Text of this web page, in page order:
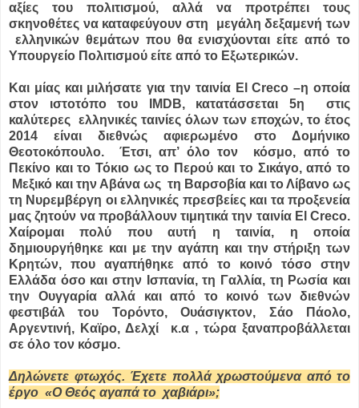
αξίες του πολιτισμού, αλλά να προτρέπει τους
σκηνοθέτες να καταφεύγουν στη μεγάλη δεξαμενή των
ελληνικών θεμάτων που θα ενισχύονται είτε από το
Υπουργείο Πολιτισμού είτε από το Εξωτερικών.
Και μίας και μιλήσατε για την ταινία El Creco –η οποία
στον ιστοτόπο του IMDB, κατατάσσεται 5η στις
καλύτερες ελληνικές ταινίες όλων των εποχών, το έτος
2014 είναι διεθνώς αφιερωμένο στο Δομήνικο
Θεοτοκόπουλο. Έτσι, απ’ όλο τον κόσμο, από το
Πεκίνο και το Τόκιο ως το Περού και το Σικάγο, από το
Μεξικό και την Αβάνα ως τη Βαρσοβία και το Λίβανο ως
τη Νυρεμβέργη οι ελληνικές πρεσβείες και τα προξενεία
μας ζητούν να προβάλλουν τιμητικά την ταινία El Creco.
Χαίρομαι πολύ που αυτή η ταινία, η οποία
δημιουργήθηκε και με την αγάπη και την στήριξη των
Κρητών, που αγαπήθηκε από το κοινό τόσο στην
Ελλάδα όσο και στην Ισπανία, τη Γαλλία, τη Ρωσία και
την Ουγγαρία αλλά και από το κοινό των διεθνών
φεστιβάλ του Τορόντο, Ουάσιγκτον, Σάο Πάολο,
Αργεντινή, Καϊρο, Δελχί κ.α , τώρα ξαναπροβάλλεται
σε όλο τον κόσμο.
Δηλώνετε φτωχός. Έχετε πολλά χρωστούμενα από το
έργο «Ο Θεός αγαπά το χαβιάρι»;